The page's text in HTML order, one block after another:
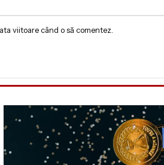
viitoare când o să comentez.